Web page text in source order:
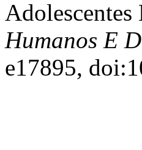
Humanos E
e17895,